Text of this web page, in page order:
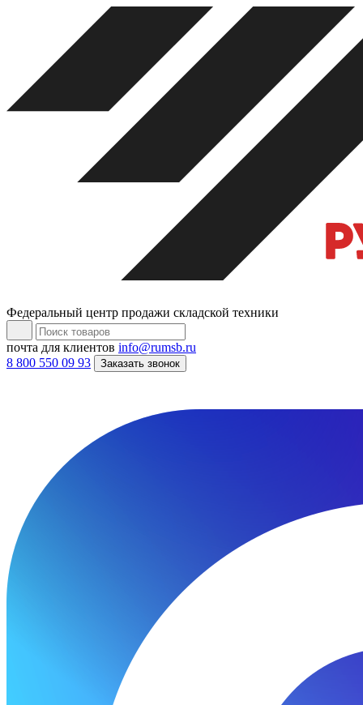
Федеральный центр продажи складской техники
почта для клиентов info@rumsb.ru
8 800 550 09 93
Заказать звонок